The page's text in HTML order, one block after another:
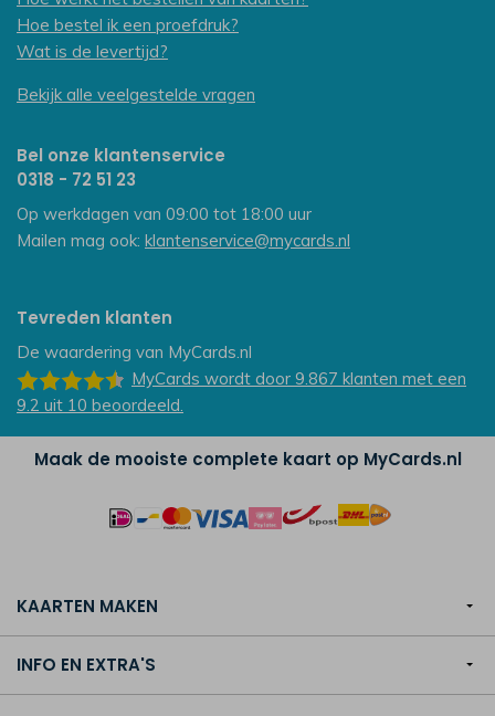
Hoe bestel ik een proefdruk?
Wat is de levertijd?
Bekijk alle veelgestelde vragen
Bel onze klantenservice
0318 - 72 51 23
Op werkdagen van 09:00 tot 18:00 uur
Mailen mag ook: klantenservice@mycards.nl
Tevreden klanten
De waardering van MyCards.nl
MyCards wordt door 9.867 klanten met een
9.2 uit 10 beoordeeld.
Maak de mooiste complete kaart op MyCards.nl
KAARTEN MAKEN
INFO EN EXTRA'S